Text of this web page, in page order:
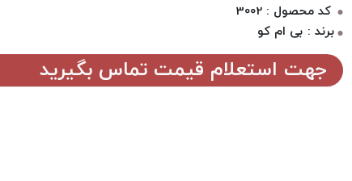
کد محصول : 3002
برند : بی ام کو
جهت استعلام قیمت تماس بگیرید